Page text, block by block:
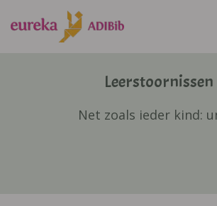
Leerstoornissen
Net zoals ieder kind: